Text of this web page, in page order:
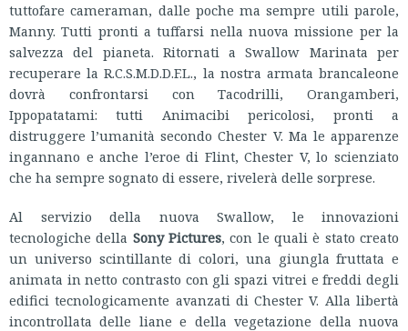
tuttofare cameraman, dalle poche ma sempre utili parole,
Manny. Tutti pronti a tuffarsi nella nuova missione per la
salvezza del pianeta. Ritornati a Swallow Marinata per
recuperare la R.C.S.M.D.D.F.L., la nostra armata brancaleone
dovrà confrontarsi con Tacodrilli, Orangamberi,
Ippopatatami: tutti Animacibi pericolosi, pronti a
distruggere l’umanità secondo Chester V. Ma le apparenze
ingannano e anche l’eroe di Flint, Chester V, lo scienziato
che ha sempre sognato di essere, rivelerà delle sorprese.
Al servizio della nuova Swallow, le innovazioni
tecnologiche della Sony Pictures, con le quali è stato creato
un universo scintillante di colori, una giungla fruttata e
animata in netto contrasto con gli spazi vitrei e freddi degli
edifici tecnologicamente avanzati di Chester V. Alla libertà
incontrollata delle liane e della vegetazione della nuova